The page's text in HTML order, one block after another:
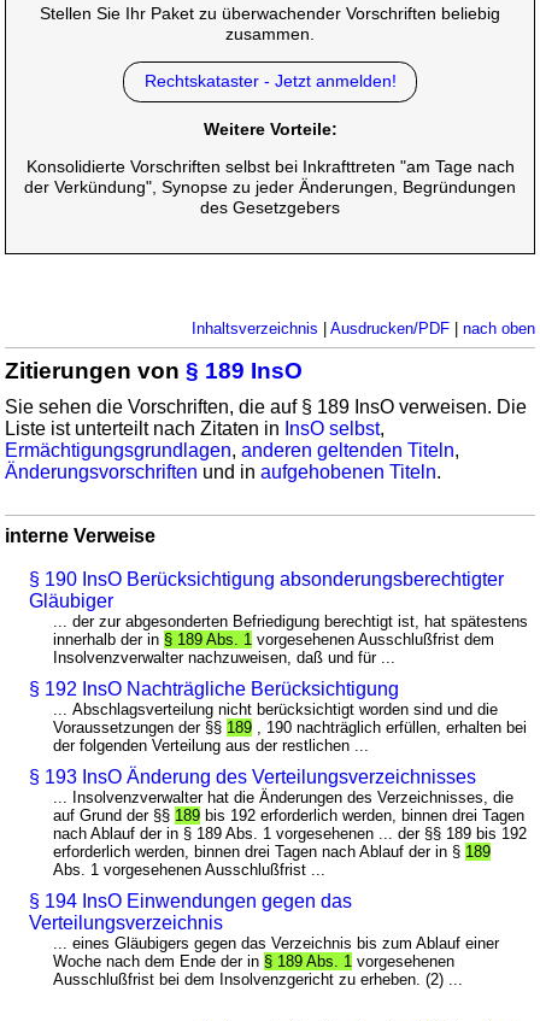
Stellen Sie Ihr Paket zu überwachender Vorschriften beliebig
zusammen.
Rechtskataster - Jetzt anmelden!
Weitere Vorteile:
Konsolidierte Vorschriften selbst bei Inkrafttreten "am Tage nach
der Verkündung", Synopse zu jeder Änderungen, Begründungen
des Gesetzgebers
Inhaltsverzeichnis Ausdrucken/PDF| nach oben
Zitierungen von§ 189 InsO
Sie sehen die Vorschriften, die auf § 189 InsO verweisen. Die
Liste ist unterteilt nach Zitaten in InsO selbst,
Ermächtigungsgrundlagen,anderen geltenden Titeln,
Änderungsvorschriften und inaufgehobenen Titeln.
interne Verweise
§ 190 InsO Berücksichtigung absonderungsberechtigter
Gläubiger
... der zur abgesonderten Befriedigung berechtigt ist, hat spätestens
innerhalb der in § 189 Abs. 1 vorgesehenen Ausschlußfrist dem
Insolvenzverwalter nachzuweisen, daß und für ...
§ 192 InsO Nachträgliche Berücksichtigung
... Abschlagsverteilung nicht berücksichtigt worden sind und die
Voraussetzungen der §§ 189 , 190 nachträglich erfüllen, erhalten bei
der folgenden Verteilung aus der restlichen ...
§ 193 InsO Änderung des Verteilungsverzeichnisses
... Insolvenzverwalter hat die Änderungen des Verzeichnisses, die
auf Grund der §§ 189 bis 192 erforderlich werden, binnen drei Tagen
nach Ablauf der in § 189 Abs. 1 vorgesehenen ... der §§ 189 bis 192
erforderlich werden, binnen drei Tagen nach Ablauf der in § 189
Abs. 1 vorgesehenen Ausschlußfrist ...
§ 194 InsO Einwendungen gegen das
Verteilungsverzeichnis
... eines Gläubigers gegen das Verzeichnis bis zum Ablauf einer
Woche nach dem Ende der in § 189 Abs. 1 vorgesehenen
Ausschlußfrist bei dem Insolvenzgericht zu erheben. (2) ...